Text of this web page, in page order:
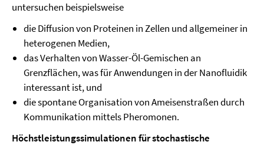
untersuchen beispielsweise
die Diffusion von Proteinen in Zellen und allgemeiner in
heterogenen Medien,
das Verhalten von Wasser-Öl-Gemischen an
Grenzflächen, was für Anwendungen in der Nanofluidik
interessant ist, und
die spontane Organisation von Ameisenstraßen durch
Kommunikation mittels Pheromonen.
Höchstleistungssimulationen für stochastische